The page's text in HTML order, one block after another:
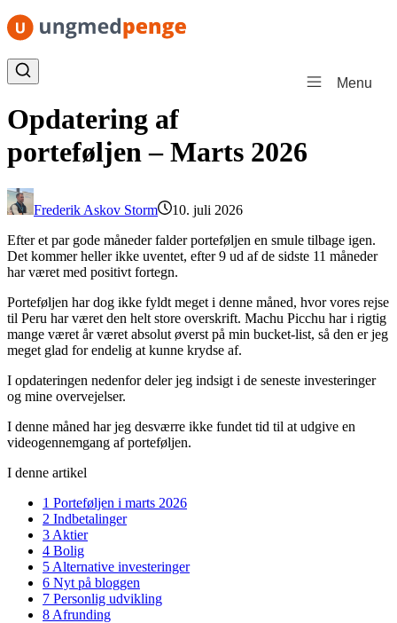
Spring til indhold
Menu
Opdatering af
porteføljen – Marts 2026
Frederik Askov Storm
10. juli 2026
Efter et par gode måneder falder porteføljen en smule tilbage igen.
Det kommer heller ikke uventet, efter 9 ud af de sidste 11 måneder
har været med positivt fortegn.
Porteføljen har dog ikke fyldt meget i denne måned, hvor vores rejse
til Peru har været den helt store overskrift. Machu Picchu har i rigtig
mange været år været absolut øverst på min bucket-list, så den er jeg
meget glad for endelig at kunne krydse af.
I opdateringen nedenfor deler jeg indsigt i de seneste investeringer
og mine overvejelser.
I denne måned har jeg desværre ikke fundet tid til at udgive en
videogennemgang af porteføljen.
I denne artikel
1 Porteføljen i marts 2026
2 Indbetalinger
3 Aktier
4 Bolig
5 Alternative investeringer
6 Nyt på bloggen
7 Personlig udvikling
8 Afrunding